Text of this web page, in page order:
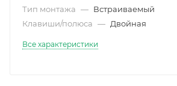
Тип монтажа — Встраиваемый
Клавиши/полюса — Двойная
Все характеристики